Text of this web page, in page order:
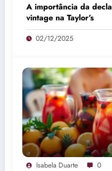
A importância da
vintage na Taylor’s
02/12/2025
Isabela Duarte 0